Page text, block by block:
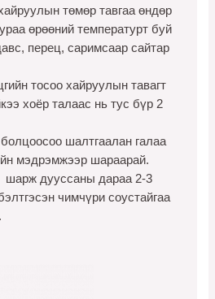
төмөр тавгаа өндөр
өрөөний температурт буй
перец, саримсаар сайтар
тосоо хайруулын тавагт
хоёр талаас нь тус бүр 2
шалтгаалан галаа
мэдрэмжээр шараарай.
шарж дууссаны дараа 2-3
чимчүри соустайгаа